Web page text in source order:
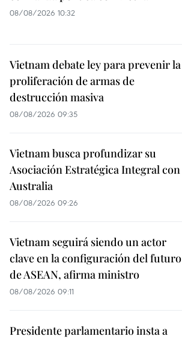
08/08/2026 10:32
Vietnam debate ley para prevenir la
proliferación de armas de
destrucción masiva
08/08/2026 09:35
Vietnam busca profundizar su
Asociación Estratégica Integral con
Australia
08/08/2026 09:26
Vietnam seguirá siendo un actor
clave en la configuración del futuro
de ASEAN, afirma ministro
08/08/2026 09:11
Presidente parlamentario insta a